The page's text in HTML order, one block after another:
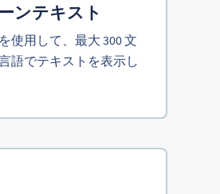
ンテキスト
使用して、最大 300 文
語でテキストを表示し